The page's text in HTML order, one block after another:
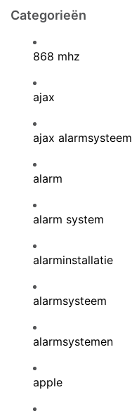
Categorieën
868 mhz
ajax
ajax alarmsysteem
alarm
alarm system
alarminstallatie
alarmsysteem
alarmsystemen
apple